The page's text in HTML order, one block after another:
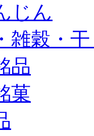
じん
雑穀・
品
菓